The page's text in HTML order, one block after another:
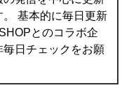
基本的に毎日更新
とのコラボ企
日チェックをお願